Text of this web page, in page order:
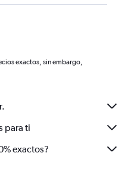
exactos, sin embargo,
para ti
exactos?